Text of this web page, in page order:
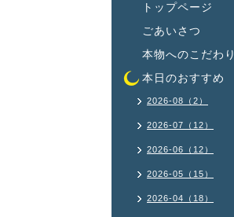
トップページ
ごあいさつ
本物へのこだわり
本日のおすすめ
2026-08（2）
2026-07（12）
2026-06（12）
2026-05（15）
2026-04（18）